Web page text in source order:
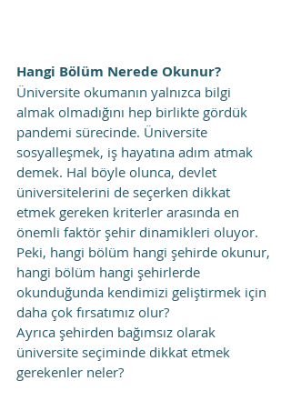
Hangi Bölüm Nerede Okunur?
Üniversite okumanın yalnızca bilgi
almak olmadığını hep birlikte gördük
pandemi sürecinde. Üniversite
sosyalleşmek, iş hayatına adım atmak
demek. Hal böyle olunca, devlet
üniversitelerini de seçerken dikkat
etmek gereken kriterler arasında en
önemli faktör şehir dinamikleri oluyor.
Peki, hangi bölüm hangi şehirde okunur,
hangi bölüm hangi şehirlerde
okunduğunda kendimizi geliştirmek için
daha çok fırsatımız olur?
Ayrıca şehirden bağımsız olarak
üniversite seçiminde dikkat etmek
gerekenler neler?